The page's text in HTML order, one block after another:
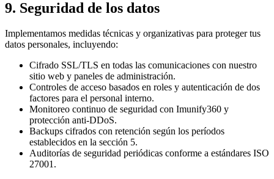
9. Seguridad de los datos
Implementamos medidas técnicas y organizativas para proteger tus
datos personales, incluyendo:
Cifrado SSL/TLS en todas las comunicaciones con nuestro
sitio web y paneles de administración.
Controles de acceso basados en roles y autenticación de dos
factores para el personal interno.
Monitoreo continuo de seguridad con Imunify360 y
protección anti-DDoS.
Backups cifrados con retención según los períodos
establecidos en la sección 5.
Auditorías de seguridad periódicas conforme a estándares ISO
27001.